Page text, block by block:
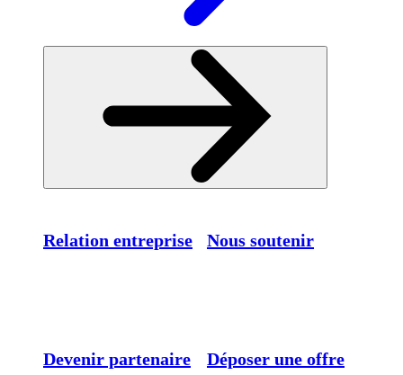
Relation entreprise Nous soutenir
Devenir partenaire Déposer une offre